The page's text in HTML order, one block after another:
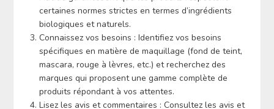
certaines normes strictes en termes d’ingrédients
biologiques et naturels.
Connaissez vos besoins : Identifiez vos besoins
spécifiques en matière de maquillage (fond de teint,
mascara, rouge à lèvres, etc.) et recherchez des
marques qui proposent une gamme complète de
produits répondant à vos attentes.
Lisez les avis et commentaires : Consultez les avis et